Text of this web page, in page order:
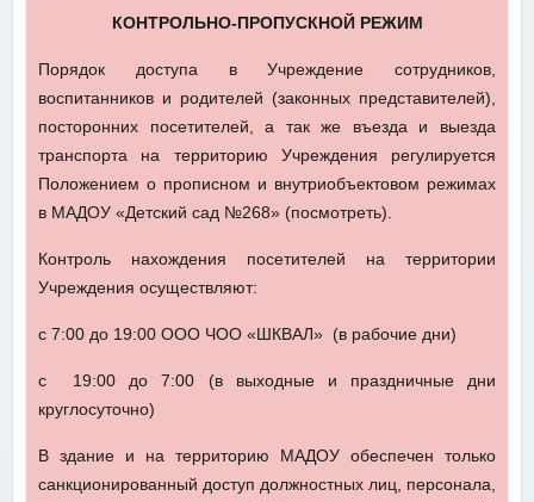
КОНТРОЛЬНО-ПРОПУСКНОЙ РЕЖИМ
Порядок доступа в Учреждение сотрудников,
воспитанников и родителей (законных представителей),
посторонних посетителей, а так же въезда и выезда
транспорта на территорию Учреждения регулируется
Положением о прописном и внутриобъектовом режимах
в МАДОУ «Детский сад №268» (посмотреть).
Контроль нахождения посетителей на территории
Учреждения осуществляют:
с 7:00 до 19:00 ООО ЧОО «ШКВАЛ» (в рабочие дни)
с 19:00 до 7:00 (в выходные и праздничные дни
круглосуточно)
В здание и на территорию МАДОУ обеспечен только
санкционированный доступ должностных лиц, персонала,